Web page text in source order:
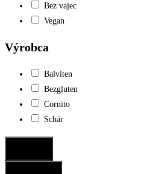
Bez vajec
Vegan
Výrobca
Balviten
Bezgluten
Cornito
Schär